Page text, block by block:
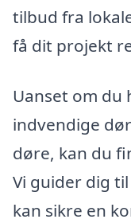
tilbud fra
få dit projekt
Uanset om du
indvendige
døre, kan du
Vi guider dig
kan sikre en